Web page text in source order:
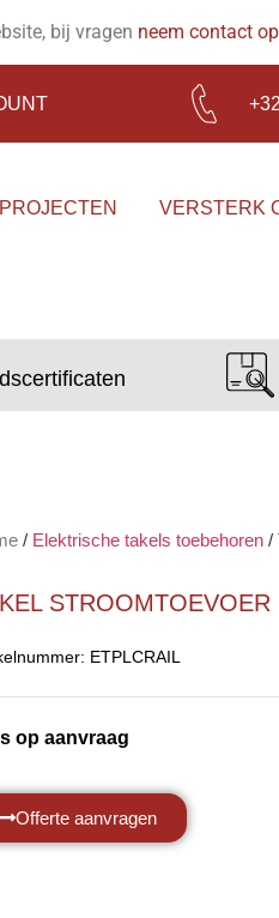
bij vragen neem contact op
VERSTERK
/ Elektrische takels toebehoren /
ETPLCRAIL
op aanvraag
Offerte aanvragen